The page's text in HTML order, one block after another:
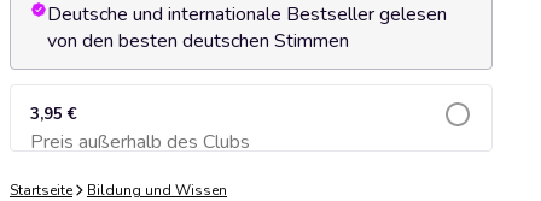
Deutsche und internationale Bestseller gelesen
von den besten deutschen Stimmen
3,95 €
Preis außerhalb des ClubsZum Warenkorb hinzufügen
Startseite Bildung und Wissen